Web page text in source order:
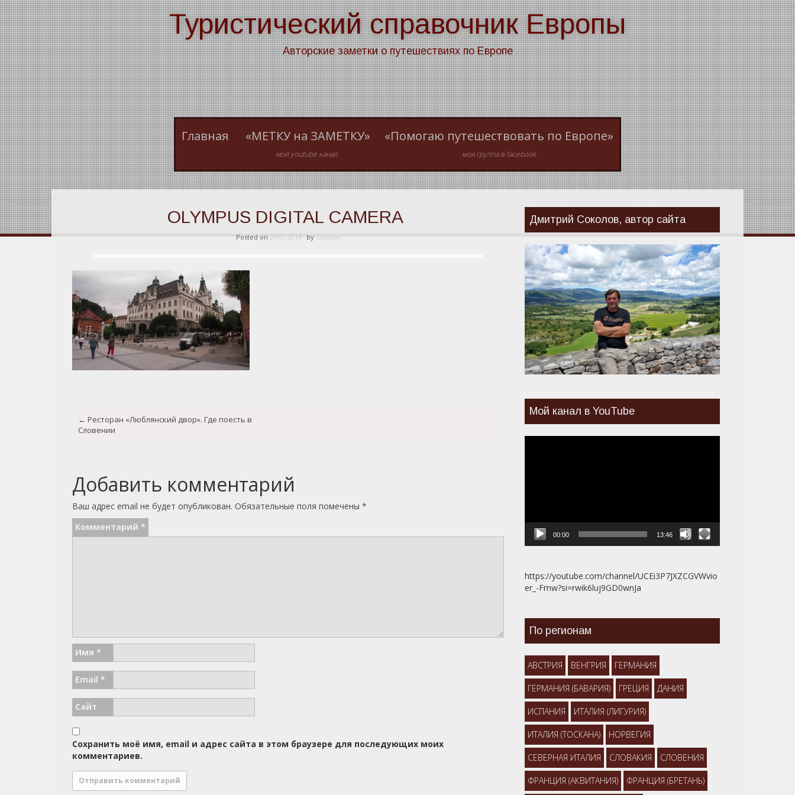
Skip
to
content
Туристический справочник Европы
Авторские заметки о путешествиях по Европе
Главная «МЕТКУ на ЗАМЕТКУ»
мой youtube канал
«Помогаю путешествовать по Европе»
моя группа в facebook
OLYMPUS DIGITAL CAMERA
Posted on 24.01.2016 by Sokolov
navigation
← Ресторан «Люблянский двор». Где поесть в
Словении
Добавить комментарий
Ваш адрес email не будет опубликован. Обязательные поля помечены *
Комментарий *
Имя *
Email *
Сайт
Сохранить моё имя, email и адрес сайта в этом браузере для последующих моих
комментариев.
Дмитрий Соколов, автор сайта
Мой канал в YouTube
00:00 13:46
https://youtube.com/channel/UCEi3P7JXZCGVWvio
er_-Fmw?si=rwik6luj9GD0wnJa
По регионам
АВСТРИЯ ВЕНГРИЯ ГЕРМАНИЯ
ГЕРМАНИЯ (БАВАРИЯ) ГРЕЦИЯ ДАНИЯ
ИСПАНИЯ ИТАЛИЯ (ЛИГУРИЯ)
ИТАЛИЯ (ТОСКАНА) НОРВЕГИЯ
СЕВЕРНАЯ ИТАЛИЯ СЛОВАКИЯ СЛОВЕНИЯ
ФРАНЦИЯ (АКВИТАНИЯ) ФРАНЦИЯ (БРЕТАНЬ)